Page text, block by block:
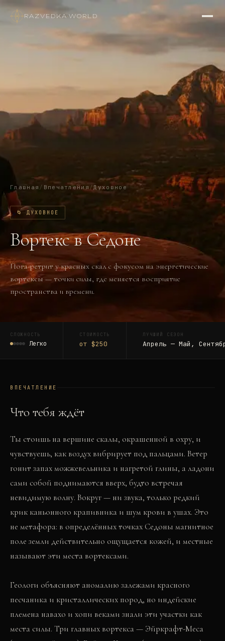
RAZVEDKA·WORLD
Главная / Впечатления /Духовное
🌀 ДУХОВНОЕ
Вортекс в Седоне
Йога-ретрит у красных скал с фокусом на энергетические
вортексы — точки силы, где меняется восприятие
пространства и времени.
СЛОЖНОСТЬ
Легко
СТОИМОСТЬ
от $250
ЛУЧШИЙ СЕЗОН
Апрель — Май,
ВПЕЧАТЛЕНИЕ
Что тебя ждёт
Ты стоишь на вершине скалы, окрашенной в охру, и
чувствуешь, как воздух вибрирует под пальцами. Ветер
гонит запах можжевельника и нагретой глины, а ладони
сами собой поднимаются вверх, будто встречая
невидимую волну. Вокруг — ни звука, только редкий
крик каньонного крапивника и шум крови в ушах. Это
не метафора: в определённых точках Седоны магнитное
поле земли действительно ощущается кожей, и местные
называют эти места вортексами.
Геологи объясняют аномалию залежами красного
песчаника и кристаллических пород, но индейские
племена навахо и хопи веками знали эти участки как
места силы. Три главных вортекса — Эйркрафт-Меса